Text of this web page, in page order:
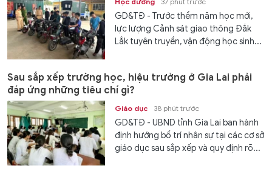
GD&TĐ - Trước thềm năm học mới,
lực lượng Cảnh sát giao thông Đắk
Lắk tuyên truyền, vận động học sinh...
Sau sắp xếp trường học, hiệu trưởng ở Gia Lai phải
đáp ứng những tiêu chí gì?
Giáo dục 38 phút trước
GD&TĐ - UBND tỉnh Gia Lai ban hành
định hướng bố trí nhân sự tại các cơ sở
giáo dục sau sắp xếp và quy định rõ...